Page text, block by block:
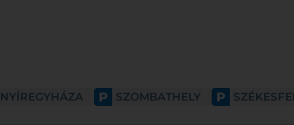
NYÍREGYHÁZA P SZOMBATHELY P